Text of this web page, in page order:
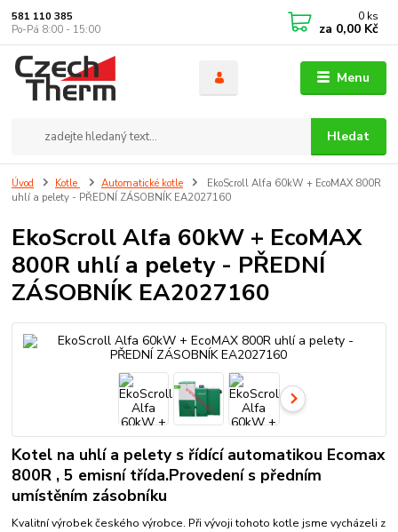
Menu
Hledat
581 110 385
Po-Pá 8:00 - 15:00
0 ks
za 0,00 Kč
Úvod Kotle Automatické kotle
EkoScroll Alfa 60kW + EcoMAX 800R
uhlí a pelety - PŘEDNÍ ZÁSOBNÍK EA2027160
EkoScroll Alfa 60kW + EcoMAX
800R uhlí a pelety - PŘEDNÍ
ZÁSOBNÍK EA2027160
Kotel na uhlí a pelety s řídící automatikou Ecomax
800R , 5 emisní třída.Provedení s předním
umístěním zásobníku
Kvalitní výrobek českého výrobce. Při vývoji tohoto kotle jsme vycházeli z